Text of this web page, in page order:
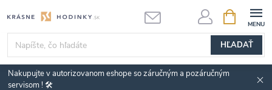
na
obsah
HĽADAŤ
KOŠÍK
Nakupujte v autorizovanom eshope so záručným a pozáručným
servisom ! 🛠️